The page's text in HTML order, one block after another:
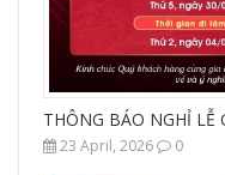
THÔNG BÁO NGHỈ
23 April, 2026 0